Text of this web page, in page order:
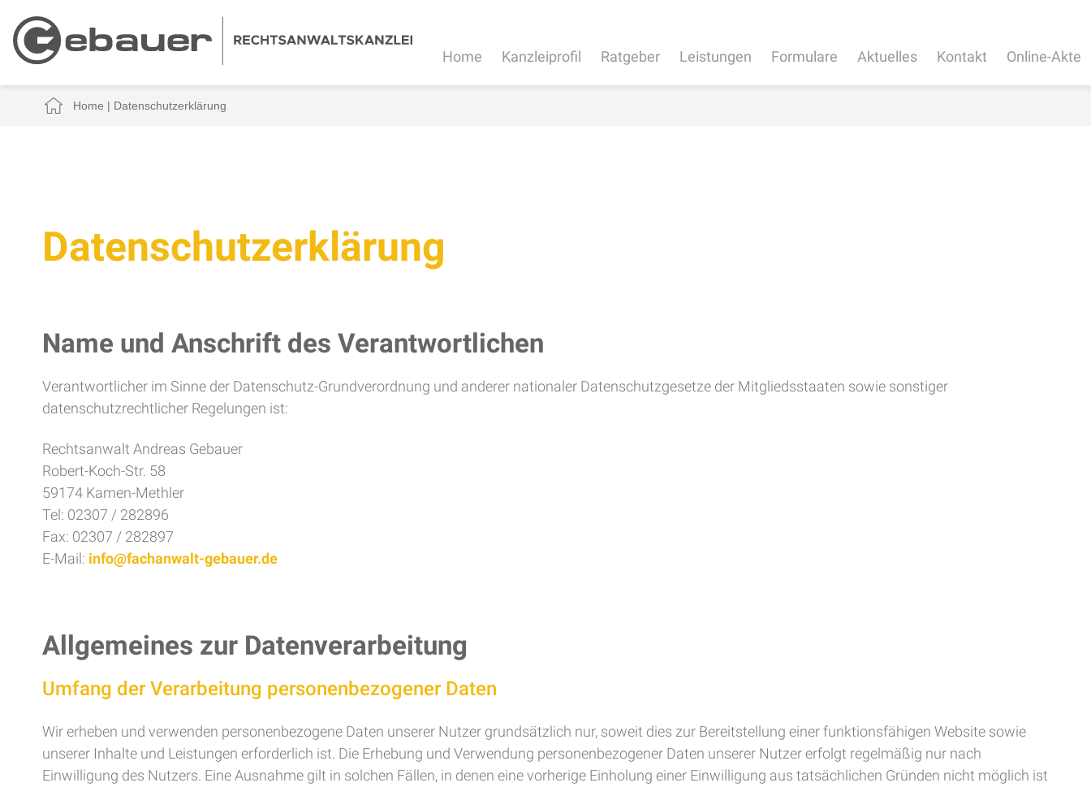
Home Kanzleiprofil Ratgeber Leistungen Formulare Aktuelles Kontakt Online-Akte
Home | Datenschutzerklärung
Datenschutzerklärung
Name und Anschrift des Verantwortlichen
Verantwortlicher im Sinne der Datenschutz-Grundverordnung und anderer nationaler Datenschutzgesetze der Mitgliedsstaaten sowie sonstiger
datenschutzrechtlicher Regelungen ist:
Rechtsanwalt Andreas Gebauer
Robert-Koch-Str. 58
59174 Kamen-Methler
Tel: 02307 / 282896
Fax: 02307 / 282897
E-Mail: info@fachanwalt-gebauer.de
Allgemeines zur Datenverarbeitung
Umfang der Verarbeitung personenbezogener Daten
Wir erheben und verwenden personenbezogene Daten unserer Nutzer grundsätzlich nur, soweit dies zur Bereitstellung einer funktionsfähigen Website sowie
unserer Inhalte und Leistungen erforderlich ist. Die Erhebung und Verwendung personenbezogener Daten unserer Nutzer erfolgt regelmäßig nur nach
Einwilligung des Nutzers. Eine Ausnahme gilt in solchen Fällen, in denen eine vorherige Einholung einer Einwilligung aus tatsächlichen Gründen nicht möglich ist